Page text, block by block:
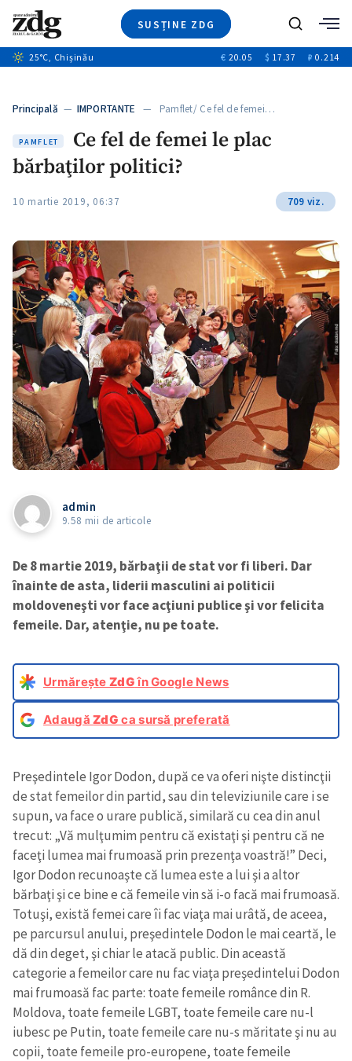
SUSȚINE ZDG
Ştiri
+8
Special
+1
+2
Caută
25°C, Chișinău € 20.05 $ 17.37 ₽ 0.214
Principală — IMPORTANTE — Pamflet/ Ce fel de femei…
PAMFLET
Ce fel de femei le plac
bărbaţilor politici?
10 martie 2019, 06:37 709 viz.
admin
9.58 mii de articole
De 8 martie 2019, bărbaţii de stat vor fi liberi. Dar
înainte de asta, liderii masculini ai politicii
moldoveneşti vor face acţiuni publice şi vor felicita
femeile. Dar, atenţie, nu pe toate.
Urmărește ZdGîn Google News
AdaugăZdG ca sursă preferată
Preşedintele Igor Dodon, după ce va oferi nişte distincţii
de stat femeilor din partid, sau din televiziunile care i se
supun, va face o urare publică, similară cu cea din anul
trecut: „Vă mulţumim pentru că existaţi şi pentru că ne
faceţi lumea mai frumoasă prin prezenţa voastră!” Deci,
Igor Dodon recunoaşte că lumea este a lui şi a altor
bărbaţi şi ce bine e că femeile vin să i-o facă mai frumoasă.
Totuşi, există femei care îi fac viaţa mai urâtă, de aceea,
pe parcursul anului, preşedintele Dodon le mai ceartă, le
dă din deget, şi chiar le atacă public. Din această
categorie a femeilor care nu fac viaţa preşedintelui Dodon
mai frumoasă fac parte: toate femeile românce din R.
Moldova, toate femeile LGBT, toate femeile care nu-l
iubesc pe Putin, toate femeile care nu-s măritate şi nu au
copii, toate femeile pro-europene, toate femeile